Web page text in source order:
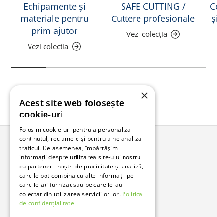
Echipamente și
materiale pentru
prim ajutor
Vezi colecția
SAFE CUTTING /
Cuttere profesionale
Vezi colecția
Înapoi în sus
Bunzl Romania
Soluții complete pentru afacerea ta.
FacebookLinkedIn
×
Acest site web folosește
cookie-uri
Folosim cookie-uri pentru a personaliza
conținutul, reclamele și pentru a ne analiza
traficul. De asemenea, împărtășim
informații despre utilizarea site-ului nostru
cu partenerii noștri de publicitate și analiză,
care le pot combina cu alte informații pe
care le-ați furnizat sau pe care le-au
colectat din utilizarea serviciilor lor. Politica
de confidențialitate